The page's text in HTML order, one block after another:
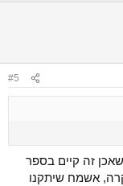
#5
זה קיים בספר
אשמח שיתקנו